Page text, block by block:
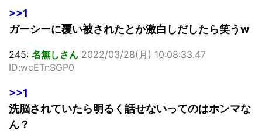
>>1
ガーシーに覆い被されたとか激白しだしたら笑うw
245: 名無しさん 2022/03/28(月) 10:08:33.47
ID:wcETnSGP0
>>1
洗脳されていたら明るく話せないってのはホンマな
ん？